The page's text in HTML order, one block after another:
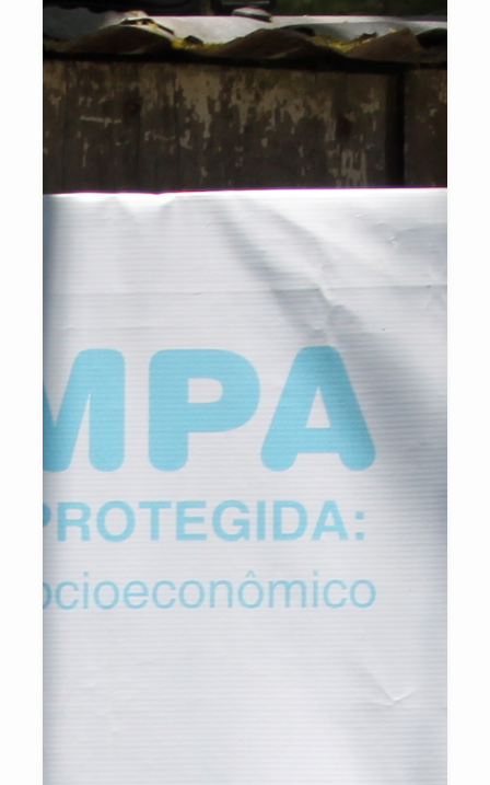
negra para uma participação ativa e bem-sucedida no mercado